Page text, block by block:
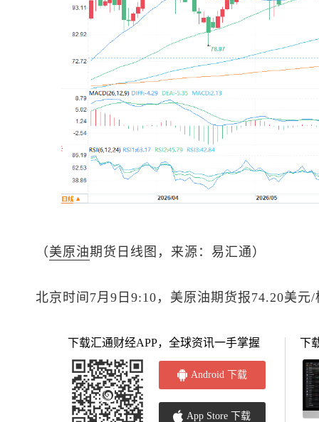
（美原油期货日线图，来源：易汇通）
北京时间7月9日9:10， 美原油期货报74.20美元/
下载汇通财经APP，全球资讯一手掌握
Android 下载
App Store 下载
下